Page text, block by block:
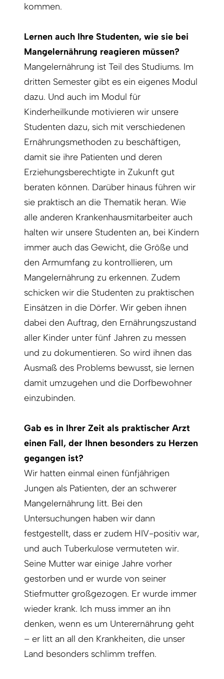
kommen.
Lernen auch Ihre Studenten, wie sie bei
Mangelernährung reagieren müssen?
Mangelernährung ist Teil des Studiums. Im
dritten Semester gibt es ein eigenes Modul
dazu. Und auch im Modul für
Kinderheilkunde motivieren wir unsere
Studenten dazu, sich mit verschiedenen
Ernährungsmethoden zu beschäftigen,
damit sie ihre Pa­tienten und deren
Erziehungsberechtigte in Zukunft gut
beraten können. Darüber hinaus führen wir
sie praktisch an die Thematik heran. Wie
alle anderen Krankenhausmitarbeiter auch
halten wir unsere Studenten an, bei Kindern
immer auch das Gewicht, die Größe und
den Armumfang zu kontrollieren, um
Mangelernährung zu erkennen. Zudem
schicken wir die Studenten zu praktischen
Einsätzen in die Dörfer. Wir geben ihnen
dabei den Auftrag, den Ernährungszustand
aller Kinder unter fünf Jahren zu messen
und zu dokumentieren. So wird ihnen das
Ausmaß des Problems bewusst, sie lernen
damit umzugehen und die Dorfbewohner
einzubinden.
Gab es in Ihrer Zeit als praktischer Arzt
einen Fall, der Ihnen besonders zu Herzen
gegangen ist?
Wir hatten einmal einen fünfjährigen
Jungen als Patienten, der an schwerer
Mangelernährung litt. Bei den
Untersuchungen haben wir dann
festgestellt, dass er zudem HIV-positiv war,
und auch Tuberkulose vermuteten wir.
Seine Mutter war einige Jahre vorher
gestorben und er wurde von seiner
Stiefmutter großgezogen. Er wurde immer
wieder krank. Ich muss immer an ihn
denken, wenn es um Unterernährung geht
– er litt an all den Krankheiten, die unser
Land besonders schlimm treffen.